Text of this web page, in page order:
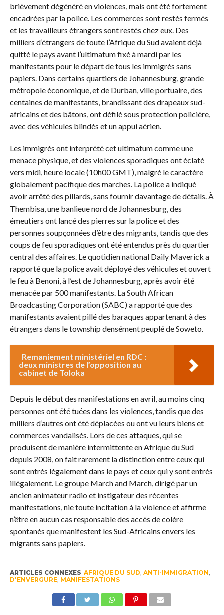
brièvement dégénéré en violences, mais ont été fortement
encadrées par la police. Les commerces sont restés fermés
et les travailleurs étrangers sont restés chez eux. Des
milliers d’étrangers de toute l’Afrique du Sud avaient déjà
quitté le pays avant l’ultimatum fixé à mardi par les
manifestants pour le départ de tous les immigrés sans
papiers. Dans certains quartiers de Johannesburg, grande
métropole économique, et de Durban, ville portuaire, des
centaines de manifestants, brandissant des drapeaux sud-
africains et des bâtons, ont défilé sous protection policière,
avec des véhicules blindés et un appui aérien.
Les immigrés ont interprété cet ultimatum comme une
menace physique, et des violences sporadiques ont éclaté
vers midi, heure locale (10h00 GMT), malgré le caractère
globalement pacifique des marches. La police a indiqué
avoir arrêté des pillards, sans fournir davantage de détails. À
Thembisa, une banlieue nord de Johannesburg, des
émeutiers ont lancé des pierres sur la police et des
personnes soupçonnées d’être des migrants, tandis que des
coups de feu sporadiques ont été entendus près du quartier
central des affaires. Le quotidien national Daily Maverick a
rapporté que la police avait déployé des véhicules et ouvert
le feu à Benoni, à l’est de Johannesburg, après avoir été
menacée par 500 manifestants. La South African
Broadcasting Corporation (SABC) a rapporté que des
manifestants avaient pillé des baraques appartenant à des
étrangers dans le township densément peuplé de Soweto.
Remaniement ministériel en RDC :
deux ministres de l’opposition au
cabinet de Toloka
Depuis le début des manifestations en avril, au moins cinq
personnes ont été tuées dans les violences, tandis que des
milliers d’autres ont été déplacées ou ont vu leurs biens et
commerces vandalisés. Lors de ces attaques, qui se
produisent de manière intermittente en Afrique du Sud
depuis 2008, on fait rarement la distinction entre ceux qui
sont entrés légalement dans le pays et ceux qui y sont entrés
illégalement. Le groupe March and March, dirigé par un
ancien animateur radio et instigateur des récentes
manifestations, nie toute incitation à la violence et affirme
n’être en aucun cas responsable des accès de colère
spontanés que manifestent les Sud-Africains envers les
migrants sans papiers.
ARTICLES CONNEXES AFRIQUE DU SUD ANTI-IMMIGRATION
D'ENVERGURE, MANIFESTATIONS